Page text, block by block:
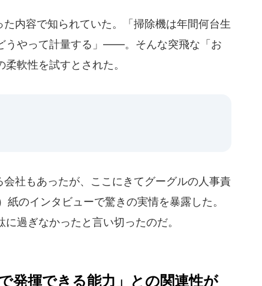
内容で知られていた。「掃除機は年間何台生
うやって計量する」――。そんな突飛な「お
軟性を試すとされた。
社もあったが、ここにきてグーグルの人事責
のインタビューで驚きの実情を暴露した。
過ぎなかったと言い切ったのだ。
発揮できる能力」との関連性が